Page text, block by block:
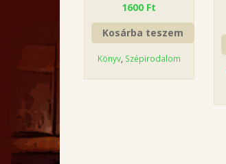
1600 Ft
Kosárba teszem
Könyv, Szépirodalom